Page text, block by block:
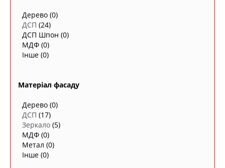
Дерево (0)
ДСП (24)
ДСП Шпон (0)
МДФ (0)
Інше (0)
Матеріал фасаду
Дерево (0)
ДСП (17)
Зеркало (5)
МДФ (0)
Метал (0)
Інше (0)